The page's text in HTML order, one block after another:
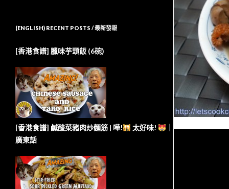
(ENGLISH) RECENT POSTS / 最新發報
[香港食譜] 臘味芋頭飯 (6碗)
[香港食譜] 鹹酸菜豬肉炒麵筋 | 嘩! 太好味!
廣東話